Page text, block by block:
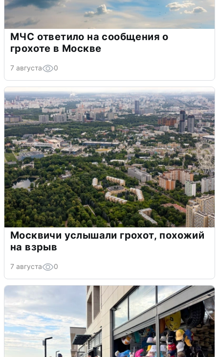
МЧС ответило на сообщения о
грохоте в Москве
7 августа 0
Москвичи услышали грохот, похожий
на взрыв
7 августа 0